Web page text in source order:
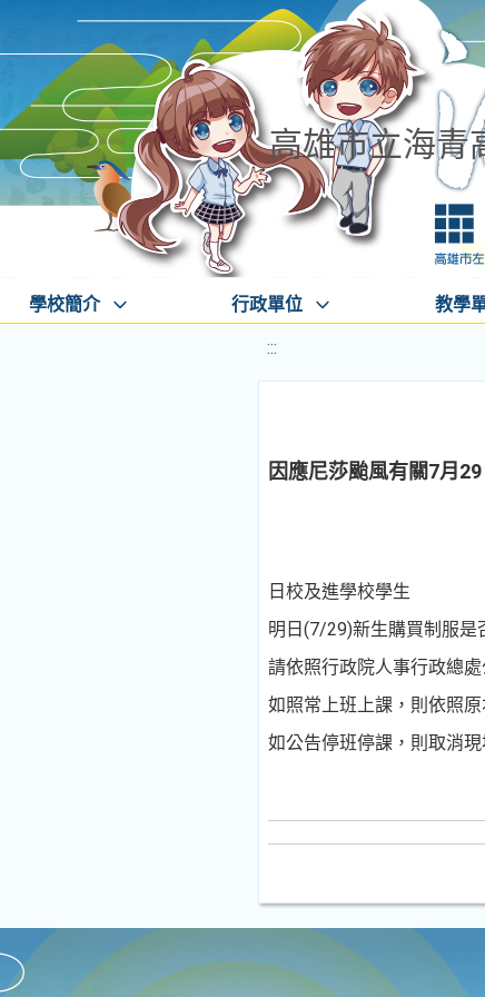
高雄市立海青
學校簡介 行政單位 教學
:::
因應尼莎颱風有關7月
日校及進學校學生
明日(7/29)新生購買制服是
請依照行政院人事行政總處
如照常上班上課，則依照
如公告停班停課，則取消